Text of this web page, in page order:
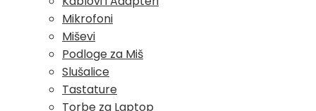
Mikrofoni
Miševi
Podloge za Miš
Slušalice
Tastature
Torbe za Laptop